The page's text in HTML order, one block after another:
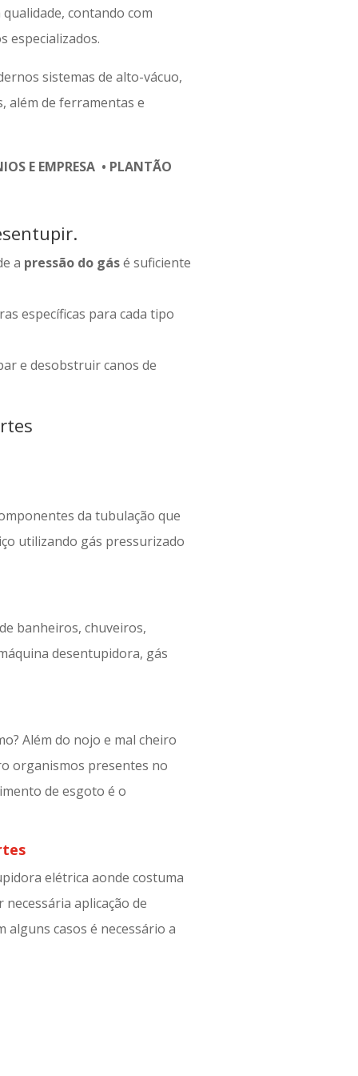
contando com
especializados.
sistemas de alto-vácuo,
além de ferramentas e
E EMPRESA • PLANTÃO
a pressão do gásé suficiente
específicas para cada tipo
e desobstruir canos de
da tubulação que
utilizando gás pressurizado
banheiros, chuveiros,
desentupidora, gás
Além do nojo e mal cheiro
organismos presentes no
de esgoto é o
elétrica aonde costuma
aplicação de
casos é necessário a